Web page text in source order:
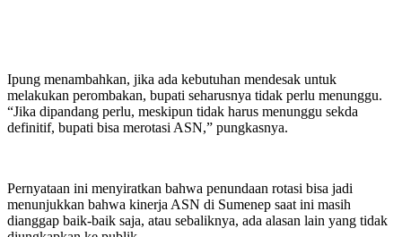
Ipung menambahkan, jika ada kebutuhan mendesak untuk
melakukan perombakan, bupati seharusnya tidak perlu menunggu.
“Jika dipandang perlu, meskipun tidak harus menunggu sekda
definitif, bupati bisa merotasi ASN,” pungkasnya.
Pernyataan ini menyiratkan bahwa penundaan rotasi bisa jadi
menunjukkan bahwa kinerja ASN di Sumenep saat ini masih
dianggap baik-baik saja, atau sebaliknya, ada alasan lain yang tidak